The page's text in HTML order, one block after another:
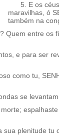
5. E os
maravilhas, ó
também na
Quem entre os
e para ser
como tu,
se
plenitude tu